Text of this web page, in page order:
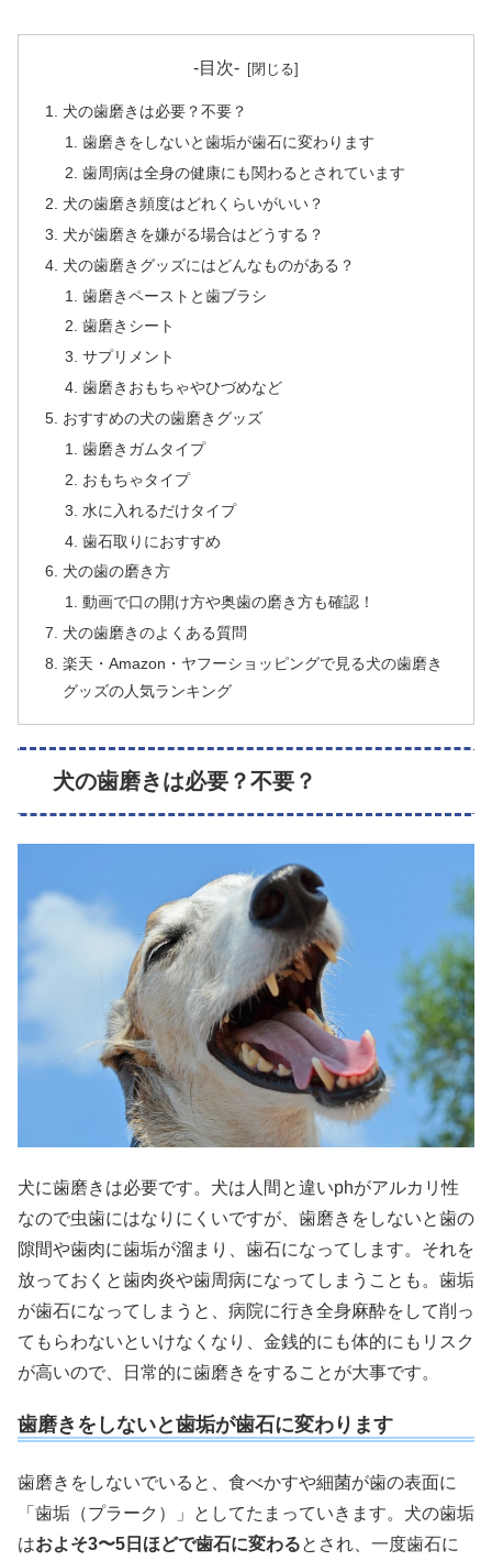
-目次-
犬の歯磨きは必要？不要？
歯磨きをしないと歯垢が歯石に変わります
歯周病は全身の健康にも関わるとされています
犬の歯磨き頻度はどれくらいがいい？
犬が歯磨きを嫌がる場合はどうする？
犬の歯磨きグッズにはどんなものがある？
歯磨きペーストと歯ブラシ
歯磨きシート
サプリメント
歯磨きおもちゃやひづめなど
おすすめの犬の歯磨きグッズ
歯磨きガムタイプ
おもちゃタイプ
水に入れるだけタイプ
歯石取りにおすすめ
犬の歯の磨き方
動画で口の開け方や奥歯の磨き方も確認！
犬の歯磨きのよくある質問
楽天・Amazon・ヤフーショッピングで見る犬の歯磨き
グッズの人気ランキング
犬の歯磨きは必要？不要？
犬に歯磨きは必要です。犬は人間と違いphがアルカリ性
なので虫歯にはなりにくいですが、歯磨きをしないと歯の
隙間や歯肉に歯垢が溜まり、歯石になってします。それを
放っておくと歯肉炎や歯周病になってしまうことも。歯垢
が歯石になってしまうと、病院に行き全身麻酔をして削っ
てもらわないといけなくなり、金銭的にも体的にもリスク
が高いので、日常的に歯磨きをすることが大事です。
歯磨きをしないと歯垢が歯石に変わります
歯磨きをしないでいると、食べかすや細菌が歯の表面に
「歯垢（プラーク）」としてたまっていきます。犬の歯垢
はおよそ3〜5日ほどで歯石に変わるとされ、一度歯石に